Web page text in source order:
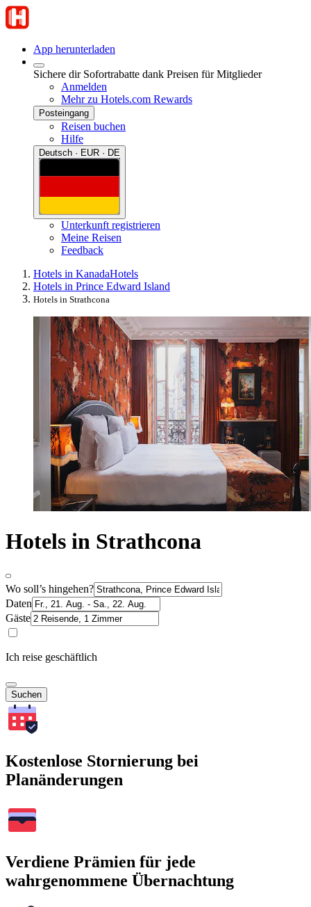
App herunterladen
Sichere dir Sofortrabatte dank Preisen für Mitglieder
Anmelden
Mehr zu Hotels.com Rewards
Posteingang
Reisen buchen
Hilfe
Deutsch · EUR · DE
Unterkunft registrieren
Meine Reisen
Feedback
Hotels in KanadaHotels
Hotels in Prince Edward Island
Hotels in Strathcona
Hotels in Strathcona
Wo soll’s hingehen?
Daten
Gäste
Ich reise geschäftlich
Suchen
Kostenlose Stornierung bei
Planänderungen
Verdiene Prämien für jede
wahrgenommene Übernachtung